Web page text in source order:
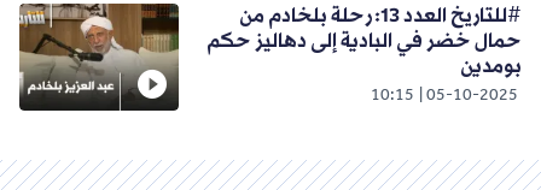
05-10-2025
10:15
#للتاريخ العدد 13: رحلة بلخادم من
حمال خضر في البادية إلى دهاليز حكم
بومدين